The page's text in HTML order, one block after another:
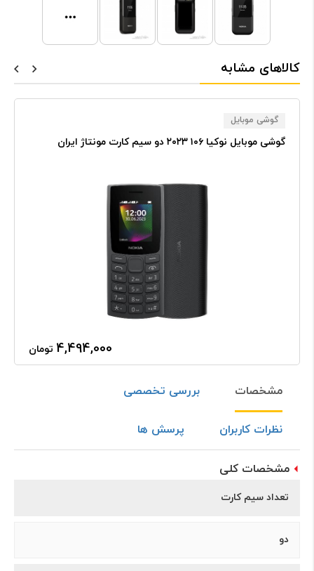
کالاهای مشابه
گوشی موبایل
گوشی موبایل نوکیا ۱۰۶ ۲۰۲۳ دو سیم‌ کارت مونتاژ ایران
4,494,000 تومان
مشخصات بررسی تخصصی
نظرات کاربران پرسش ها
مشخصات کلی
تعداد سیم کارت
دو